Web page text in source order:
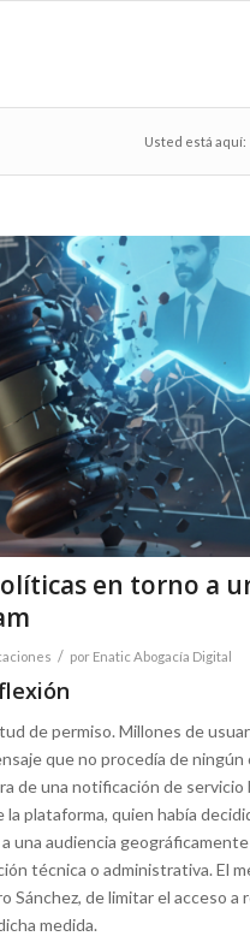
Usted está aquí:
en torno a
/ por Enatic Abogacía Digital
de permiso. Millones de
que no procedía de
de una notificación de
plataforma, quien había
una audiencia
técnica o administrativa. El
de limitar el acceso a
medida.